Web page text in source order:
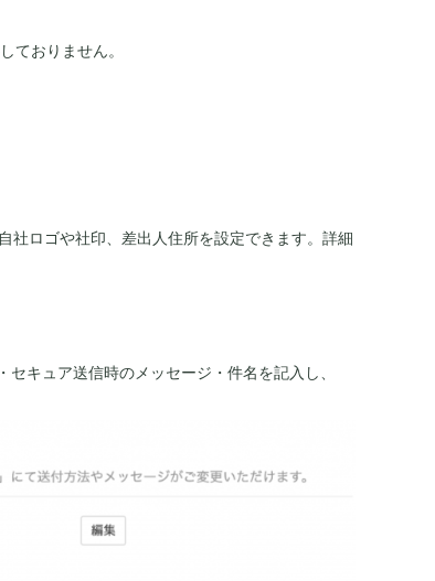
ておりません。
社ロゴや社印、差出人住所を設定できます。詳細
キュア送信時のメッセージ・件名を記入し、